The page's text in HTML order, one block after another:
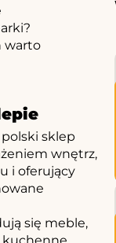
warto
sklep
wnętrz,
i oferujący
się meble,